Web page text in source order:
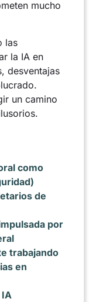
mucho
las
la IA en
desventajas
un camino
como
de
por
trabajando
en
IA